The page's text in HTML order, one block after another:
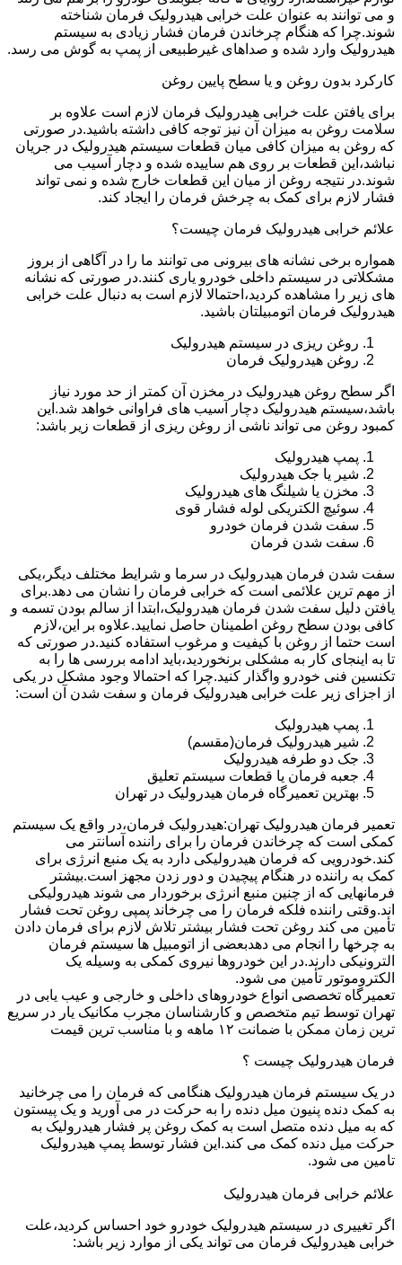
و می توانند به عنوان علت خرابی هیدرولیک فرمان شناخته
شوند.چرا که هنگام چرخاندن فرمان فشار زیادی به سیستم
هیدرولیک وارد شده و صداهای غیرطبیعی از پمپ به گوش می رسد.
کارکرد بدون روغن و یا سطح پایین روغن
برای یافتن علت خرابی هیدرولیک فرمان لازم است علاوه بر
سلامت روغن به میزان آن نیز توجه کافی داشته باشید.در صورتی
که روغن به میزان کافی میان قطعات سیستم هیدرولیک در جریان
نباشد،این قطعات بر روی هم ساییده شده و دچار آسیب می
شوند.در نتیجه روغن از میان این قطعات خارج شده و نمی تواند
فشار لازم برای کمک به چرخش فرمان را ایجاد کند.
علائم خرابی هیدرولیک فرمان چیست؟
همواره برخی نشانه های بیرونی می توانند ما را در آگاهی از بروز
مشکلاتی در سیستم داخلی خودرو یاری کنند.در صورتی که نشانه
های زیر را مشاهده کردید،احتمالا لازم است به دنبال علت خرابی
هیدرولیک فرمان اتومبیلتان باشید.
روغن ریزی در سیستم هیدرولیک
روغن هیدرولیک فرمان
اگر سطح روغن هیدرولیک در مخزن آن کمتر از حد مورد نیاز
باشد،سیستم هیدرولیک دچار آسیب های فراوانی خواهد شد.این
کمبود روغن می تواند ناشی از روغن ریزی از قطعات زیر باشد:
پمپ هیدرولیک
شیر یا جک هیدرولیک
مخزن یا شیلنگ های هیدرولیک
سوئیچ الکتریکی لوله فشار قوی
سفت شدن فرمان خودرو
سفت شدن فرمان
سفت شدن فرمان هیدرولیک در سرما و شرایط مختلف دیگر،یکی
از مهم ترین علائمی است که خرابی فرمان را نشان می دهد.برای
یافتن دلیل سفت شدن فرمان هیدرولیک،ابتدا از سالم بودن تسمه و
کافی بودن سطح روغن اطمینان حاصل نمایید.علاوه بر این،لازم
است حتما از روغن با کیفیت و مرغوب استفاده کنید.در صورتی که
تا به اینجای کار به مشکلی برنخوردید،باید ادامه بررسی ها را به
تکنسین فنی خودرو واگذار کنید.چرا که احتمالا وجود مشکل در یکی
از اجزای زیر علت خرابی هیدرولیک فرمان و سفت شدن آن است:
پمپ هیدرولیک
شیر هیدرولیک فرمان(مقسم)
جک دو طرفه هیدرولیک
جعبه فرمان یا قطعات سیستم تعلیق
بهترین تعمیرگاه فرمان هیدرولیک در تهران
تعمیر فرمان هیدرولیک تهران:هیدرولیک فرمان،در واقع یک سیستم
کمکی است که چرخاندن فرمان را برای راننده آسانتر می
کند.خودرویی که فرمان هیدرولیکی دارد به یک منبع انرژی برای
کمک به راننده در هنگام پیچیدن و دور زدن مجهز است.بیشتر
فرمانهایی که از چنین منبع انرژی برخوردار می شوند هیدرولیکی
اند.وقتی راننده فلکه فرمان را می چرخاند پمپی روغن تحت فشار
تأمین می کند روغن تحت فشار بیشتر تلاش لازم برای فرمان دادن
به چرخها را انجام می دهدبعضی از اتومبیل ها سیستم فرمان
الترونیکی دارند.در این خودروها نیروی کمکی به وسیله یک
الکتروموتور تأمین می شود.
تعمیرگاه تخصصی انواع خودروهای داخلی و خارجی و عیب یابی در
تهران توسط تیم متخصص و کارشناسان مجرب مکانیک یار در سریع
ترین زمان ممکن با ضمانت ۱۲ ماهه و با مناسب ترین قیمت
فرمان هیدرولیک چیست ؟
در یک سیستم فرمان هیدرولیک هنگامی که فرمان را می چرخانید
به کمک دنده پنیون میل دنده را به حرکت در می آورید و یک پیستون
که به میل دنده متصل است به کمک روغن پر فشار هیدرولیک به
حرکت میل دنده کمک می کند.این فشار توسط پمپ هیدرولیک
تامین می شود.
علائم خرابی فرمان هیدرولیک
اگر تغییری در سیستم هیدرولیک خودرو خود احساس کردید،علت
خرابی هیدرولیک فرمان می تواند یکی از موارد زیر باشد: